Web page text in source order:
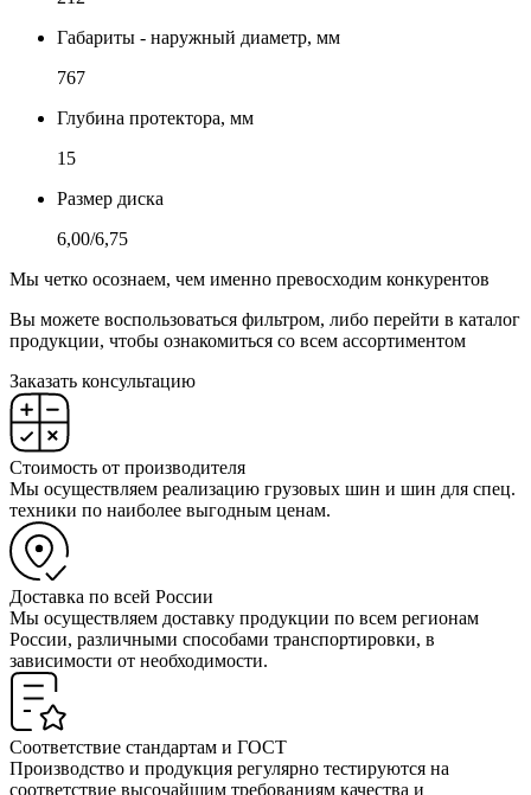
Габариты - наружный диаметр, мм
767
Глубина протектора, мм
15
Размер диска
6,00/6,75
Мы четко осознаем, чем именно превосходим конкурентов
Вы можете воспользоваться фильтром, либо перейти в каталог
продукции, чтобы ознакомиться со всем ассортиментом
Заказать консультацию
Стоимость от производителя
Мы осуществляем реализацию грузовых шин и шин для спец.
техники по наиболее выгодным ценам.
Доставка по всей России
Мы осуществляем доставку продукции по всем регионам
России, различными способами транспортировки, в
зависимости от необходимости.
Соответствие стандартам и ГОСТ
Производство и продукция регулярно тестируются на
соответствие высочайшим требованиям качества и